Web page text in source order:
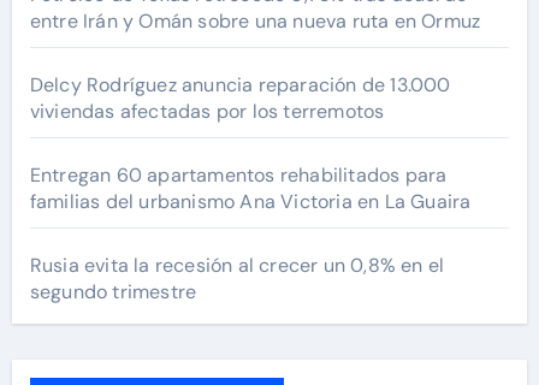
entre Irán y Omán sobre una nueva ruta en Ormuz
Delcy Rodríguez anuncia reparación de 13.000
viviendas afectadas por los terremotos
Entregan 60 apartamentos rehabilitados para
familias del urbanismo Ana Victoria en La Guaira
Rusia evita la recesión al crecer un 0,8% en el
segundo trimestre